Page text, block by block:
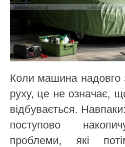
Коли машина надовго
руху, це не означає,
відбувається.
поступово
проблеми, які